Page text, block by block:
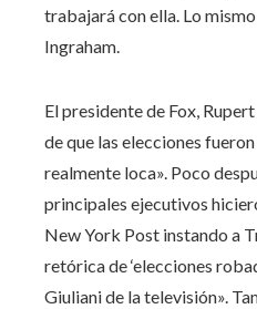
trabajará con ella. Lo
Ingraham.
El presidente de Fox,
de que las elecciones
realmente loca». Poco
principales ejecutivos
New York Post instando a
retórica de ‘elecciones
Giuliani de la televisión».